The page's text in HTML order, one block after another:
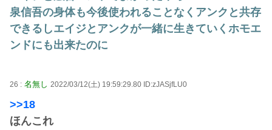
泉信吾の身体も今後使われることなくアンクと共存
できるしエイジとアンクが一緒に生きていくホモエ
ンドにも出来たのに
26 : 名無し 2022/03/12(土) 19:59:29.80 ID:zJASjfLU0
>>18
ほんこれ